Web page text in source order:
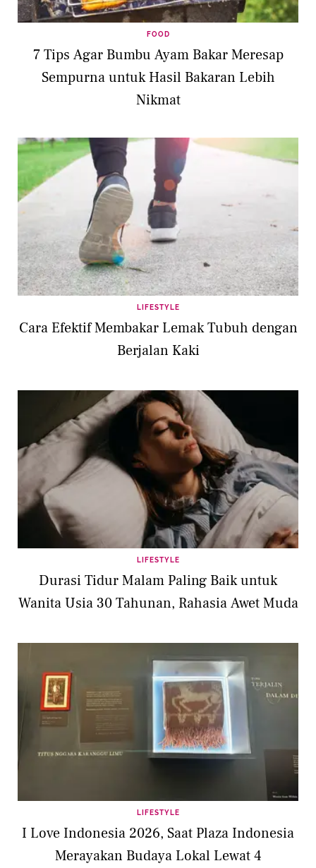
FOOD
7 Tips Agar Bumbu Ayam Bakar Meresap
Sempurna untuk Hasil Bakaran Lebih
Nikmat
LIFESTYLE
Cara Efektif Membakar Lemak Tubuh dengan
Berjalan Kaki
LIFESTYLE
Durasi Tidur Malam Paling Baik untuk
Wanita Usia 30 Tahunan, Rahasia Awet Muda
LIFESTYLE
I Love Indonesia 2026, Saat Plaza Indonesia
Merayakan Budaya Lokal Lewat 4